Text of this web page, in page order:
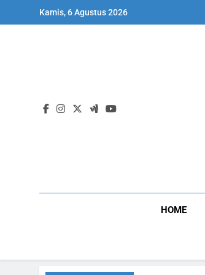
Kamis, 6 Agustus 2026
HOME